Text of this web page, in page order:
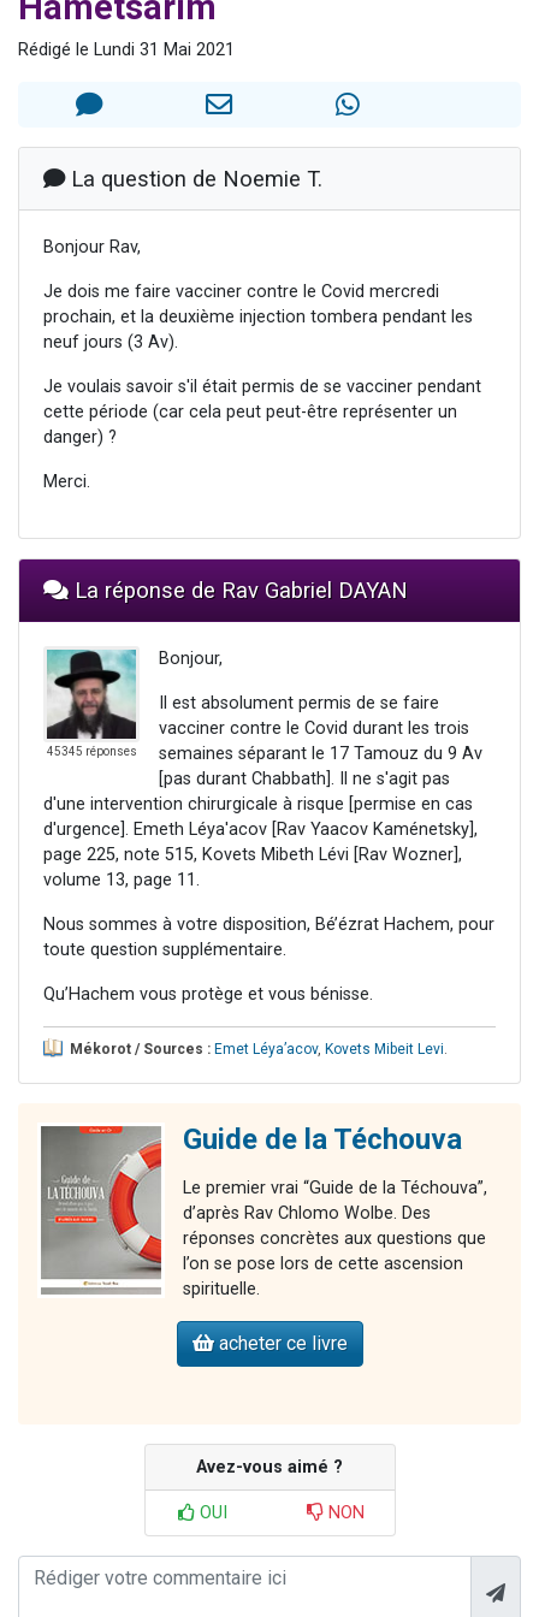
Ariel vient de donner son Maasser
Rédigé le Lundi 31 Mai 2021
La question de Noemie T.
Bonjour Rav,
Je dois me faire vacciner contre le Covid mercredi
prochain, et la deuxième injection tombera pendant les
neuf jours (3 Av).
Je voulais savoir s'il était permis de se vacciner pendant
cette période (car cela peut peut-être représenter un
danger) ?
Merci.
La réponse de Rav Gabriel DAYAN
45345 réponses
Bonjour,
Il est absolument permis de se faire
vacciner contre le Covid durant les trois
semaines séparant le 17 Tamouz du 9 Av
[pas durant Chabbath]. Il ne s'agit pas
d'une intervention chirurgicale à risque [permise en cas
d'urgence]. Emeth Léya'acov [Rav Yaacov Kaménetsky],
page 225, note 515, Kovets Mibeth Lévi [Rav Wozner],
volume 13, page 11.
Nous sommes à votre disposition, Bé’ézrat Hachem, pour
toute question supplémentaire.
Qu’Hachem vous protège et vous bénisse.
Mékorot / Sources : Emet Léya’acov, Kovets Mibeit Levi.
Guide de la Téchouva
Le premier vrai “Guide de la Téchouva”,
d’après Rav Chlomo Wolbe. Des
réponses concrètes aux questions que
l’on se pose lors de cette ascension
spirituelle.
acheter ce livre
Avez-vous aimé ?
OUI NON